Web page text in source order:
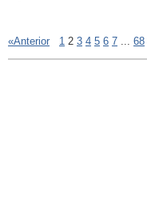
«Anterior 1 2 3 4 5 6 7 ... 68